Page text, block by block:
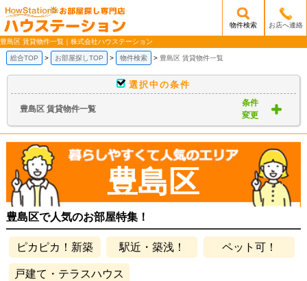
/mobile_img/head-logo.png
物件検索 お店へ連絡
豊島区 賃貸物件一覧｜株式会社ハウステーション
総合TOP お部屋探しTOP 物件検索 豊島区 賃貸物件一覧
選択中の条件
豊島区 賃貸物件一覧
条件
変更
豊島区
豊島区で人気のお部屋特集！
ピカピカ！新築 駅近・築浅！ ペット可！
戸建て・テラスハウス